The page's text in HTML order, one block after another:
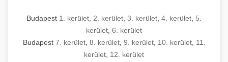
Budapest 1. kerület 2. kerület 3. kerület 4. kerület 5.
kerület 6. kerület
Budapest 7. kerület, 8. kerület, 9. kerület, 10. kerület, 11.
kerület 12. kerület